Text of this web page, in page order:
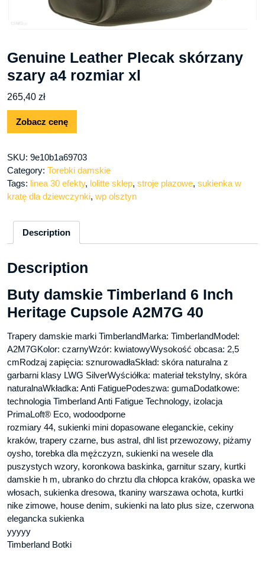
Genuine Leather Plecak skórzany
szary a4 rozmiar xl
265,40 zł
Zobacz cenę
SKU: 9e10b1a69703
Category: Torebki damskie
Tags: linea 30 efekty, lolitte sklep, stroje plazowe, sukienka w
kratę dla dziewczynki, wp olsztyn
Description
Description
Buty damskie Timberland 6 Inch
Heritage Cupsole A2M7G 40
Trapery damskie marki TimberlandMarka: TimberlandModel:
A2M7GKolor: czarnyWzór: kwiatowyWysokość obcasa: 2,5
cmRodzaj zapięcia: sznurowadłaSkład: skóra naturalna z
garbarni klasy LWG SilverWyściółka: materiał tekstylny, skóra
naturalnaWkładka: Anti FatiguePodeszwa: gumaDodatkowe:
technologia Timberland Anti Fatigue Technology, izolacja
PrimaLoft® Eco, wodoodporne
rozmiary 44, sukienki mini dopasowane eleganckie, cekiny
kraków, trapery czarne, bus astral, dhl list przewozowy, piżamy
oysho, torebka dla mężczyzn, sukienki na wesele dla
puszystych wzory, koronkowa baskinka, garnitur szary, kurtki
damskie h m, ubranko do chrztu dla chłopca kraków, opaska we
włosach, sukienka dresowa, tkaniny warszawa ochota, kurtki
nike zimowe, house denim, sukienki na lato plus size, czerwona
elegancka sukienka
yyyyy
Timberland Botki